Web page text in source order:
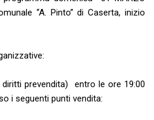
“A. Pinto” di Caserta, inizio
prevendita) entro le ore 19:00
i seguenti punti vendita: